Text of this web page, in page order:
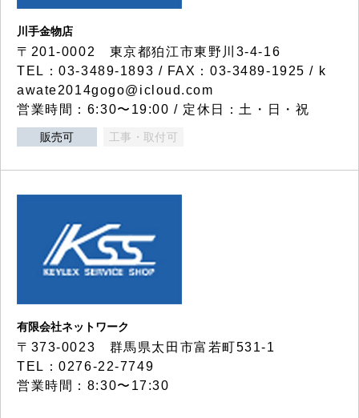
川手金物店
〒201-0002 東京都狛江市東野川3-4-16
TEL：03-3489-1893 / FAX：03-3489-1925 / k
awate2014gogo@icloud.com
営業時間：6:30〜19:00 / 定休日：土・日・祝
販売可 工事・取付可
有限会社ネットワーク
〒373-0023 群馬県太田市富若町531-1
TEL：0276-22-7749
営業時間：8:30〜17:30